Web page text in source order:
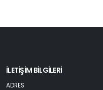
İLETİŞİM BİLGİLERİ
ADRES